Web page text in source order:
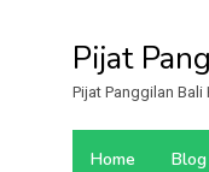
Pijat
Pijat Panggilan Bali
Home Blog